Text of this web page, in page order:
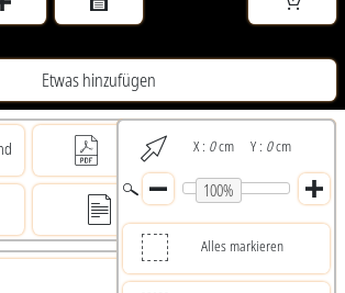
Etwas hinzufügen
PDF 1 : 1
PDF
X : 0cm Y : 0cm
100%
Alles markieren